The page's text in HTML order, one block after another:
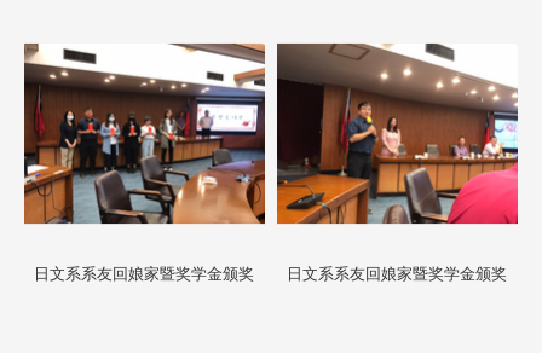
日文系系友回娘家暨奖学金颁奖 日文系系友回娘家暨奖学金颁奖